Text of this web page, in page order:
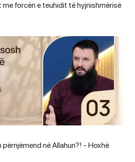
me forcën e teuhidit të hyjnishmërisë
në Allahun?! - Hoxhë